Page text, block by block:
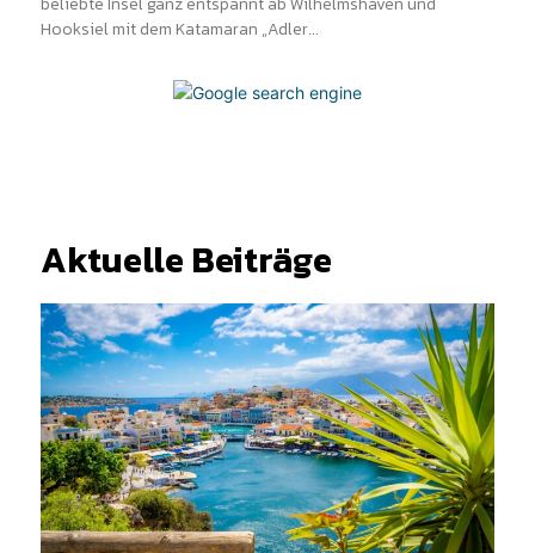
Hooksiel mit dem Katamaran „Adler...
Aktuelle Beiträge